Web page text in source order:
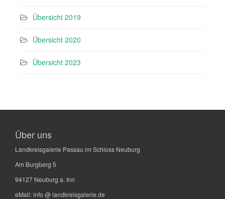
Übersicht 2019
Übersicht 2020
Übersicht 2023
Über uns
Landkreisgalerie Passau im Schloss Neuburg
Am Burgberg 5
94127 Neuburg a. Inn
eMail:info @ landkreisgalerie.de